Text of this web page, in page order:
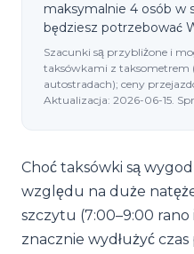
maksymalnie 4 osób w
będziesz potrzebować
Szacunki są przybliżone i
taksówkami z taksometrem
autostradach); ceny
Aktualizacja: 2026-06-15.
Choć taksówki są
względu na duże
szczytu (7:00–9:00 rano
znacznie wydłużyć